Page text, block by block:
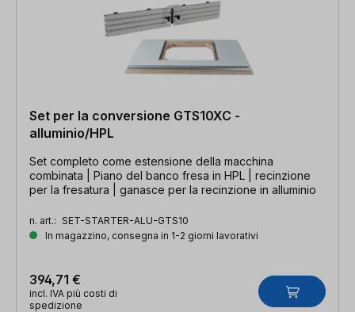
Set per la conversione GTS10XC -
alluminio/HPL
Set completo come estensione della macchina
combinata | Piano del banco fresa in HPL | recinzione
per la fresatura | ganasce per la recinzione in alluminio
n. art.: SET-STARTER-ALU-GTS10
In magazzino, consegna in 1-2 giorni lavorativi
394,71 €
incl. IVA più costi di
spedizione